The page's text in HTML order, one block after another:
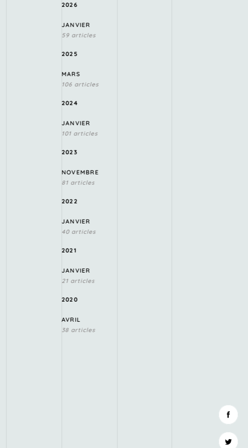
2026
JANVIER
59 articles
2025
MARS
106 articles
2024
JANVIER
101 articles
2023
NOVEMBRE
81 articles
2022
JANVIER
40 articles
2021
JANVIER
21 articles
2020
AVRIL
38 articles